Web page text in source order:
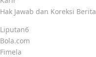
Hak Jawab dan Koreksi Berita
Liputan6
Bola.com
Fimela